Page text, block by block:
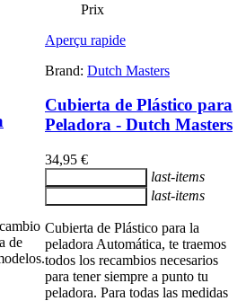
de
Prix
Aperçu rapide
Brand: Dutch Masters
Cubierta de Plástico para
Peladora - Dutch Masters
34,95 €
last-items
last-items
Cubierta de Plástico para la
peladora Automática, te traemos
todos los recambios necesarios
para tener siempre a punto tu
peladora. Para todas las medidas